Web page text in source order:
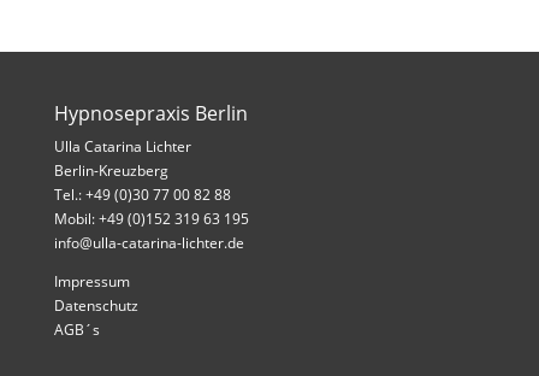
Hypnosepraxis Berlin
Ulla Catarina Lichter
Berlin-Kreuzberg
Tel.: +49 (0)30 77 00 82 88
Mobil: +49 (0)152 319 63 195
info@ulla-catarina-lichter.de
Impressum
Datenschutz
AGB´s